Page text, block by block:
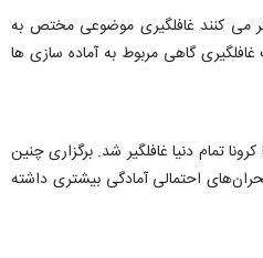
می کنند غافلگیری موضوعی مختص به
گاهی مربوط به آماده سازی ها
تمام دنیا غافلگیر شد. برگزاری چنین
احتمالی آمادگی بیشتری داشته